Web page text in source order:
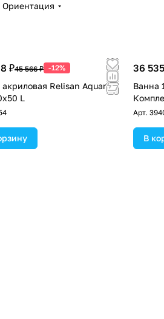
Ориентация
₽45 566 ₽ -12%
Relisan Aquarius
L
36
Ванна
Арт.
В